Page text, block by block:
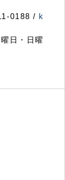
0188 / k
日・日曜